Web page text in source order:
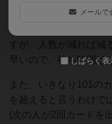
3回101を超えると脱落
すが、人数が減れば減
早いので、待ち時間は
また、いきなり101の
を超えると言うわけで
(次の人が2回カードを
メールで
しばらく表